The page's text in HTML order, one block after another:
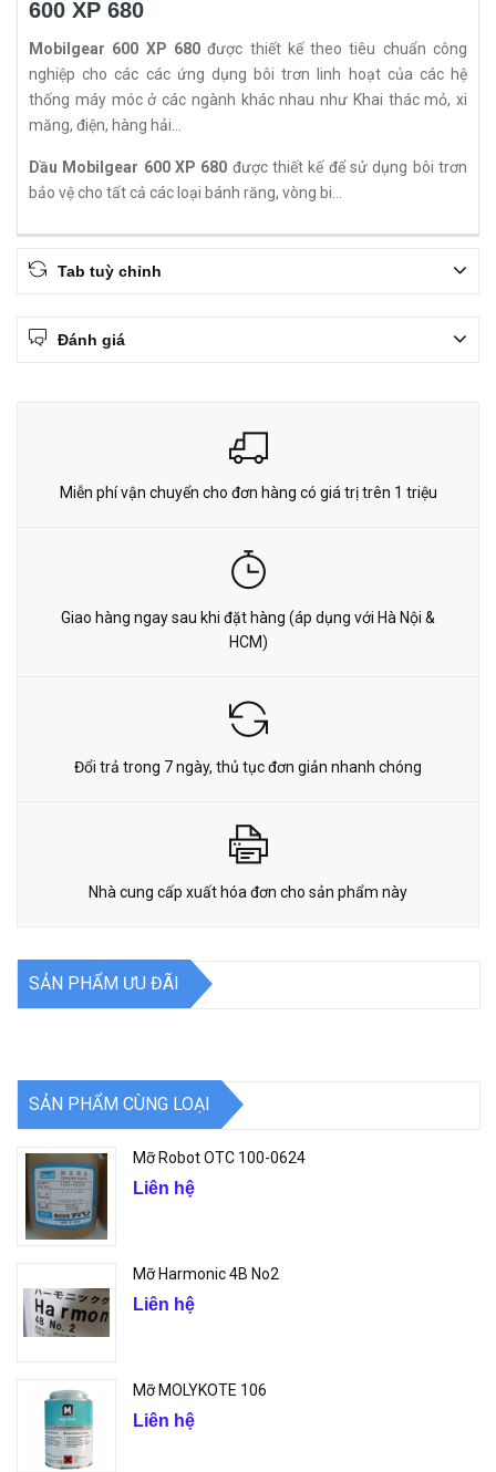
600 XP 680
Mobilgear 600 XP 680được thiết kế theo tiêu chuẩn công
nghiệp cho các các ứng dụng bôi trơn linh hoạt của các hệ
thống máy móc ở các ngành khác nhau như Khai thác mỏ, xi
măng, điện, hàng hải…
Dầu Mobilgear 600 XP 680 được thiết kế để sử dụng bôi trơn
bảo vệ cho tất cả các loại bánh răng, vòng bi…
Tab tuỳ chỉnh
Đánh giá
Miễn phí vận chuyển cho đơn hàng có giá trị trên 1 triệu
Giao hàng ngay sau khi đặt hàng (áp dụng với Hà Nội &
HCM)
Đổi trả trong 7 ngày, thủ tục đơn giản nhanh chóng
Nhà cung cấp xuất hóa đơn cho sản phẩm này
SẢN PHẨM ƯU ĐÃI
SẢN PHẨM CÙNG LOẠI
Mỡ Robot OTC 100-0624
Liên hệ
Mỡ Harmonic 4B No2
Liên hệ
Mỡ MOLYKOTE 106
Liên hệ